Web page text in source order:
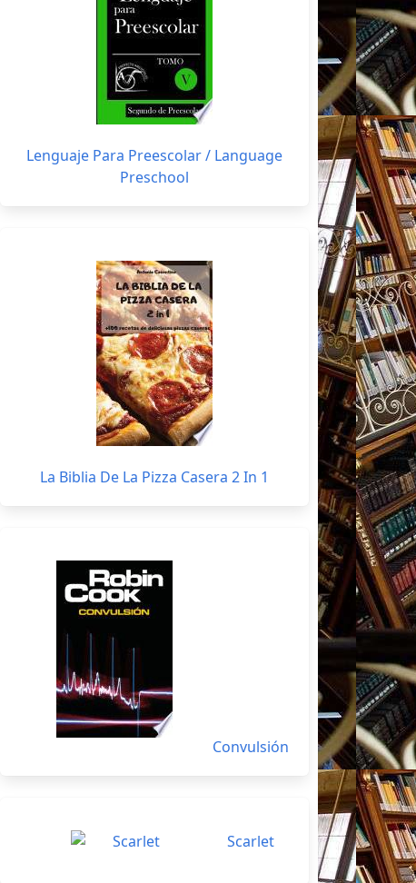
Lenguaje Para Preescolar / Language
Preschool
La Biblia De La Pizza Casera 2 In 1
Convulsión
Scarlet